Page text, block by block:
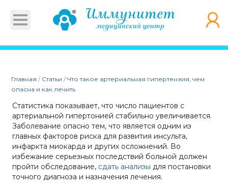
Главная / Статьи / Что такое артериальная гипертензия, чем
опасна и как лечить
Статистика показывает, что число пациентов с
артериальной гипертонией стабильно увеличивается.
Заболевание опасно тем, что является одним из
главных факторов риска для развития инсульта,
инфаркта миокарда и других осложнений. Во
избежание серьезных последствий больной должен
пройти обследование, сдать анализы для постановки
точного диагноза и назначения лечения.